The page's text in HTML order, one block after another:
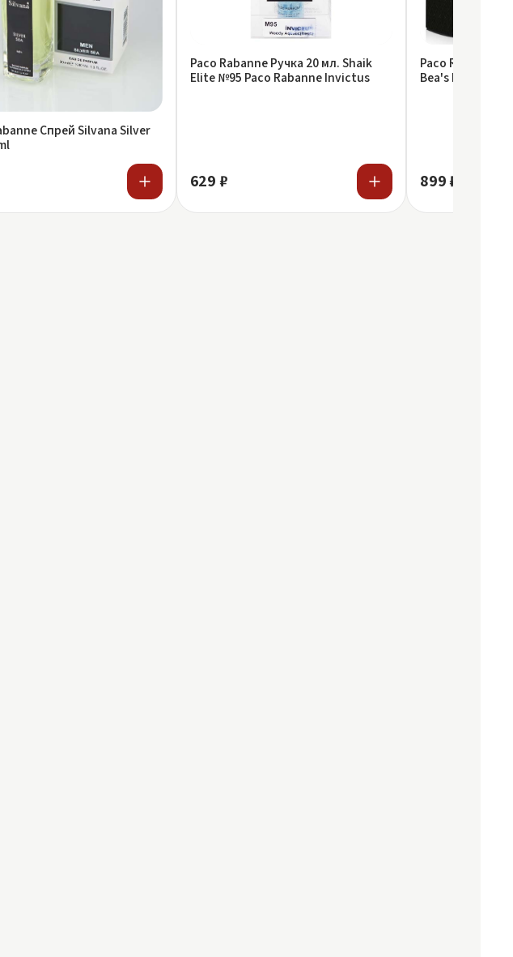
Спрей Silvana Silver
Paco Rabanne Ручка 20 мл. Shaik
Elite №95 Paco Rabanne Invictus
629 ₽
Paco Rabanne
Bea's Beauty &
899 ₽